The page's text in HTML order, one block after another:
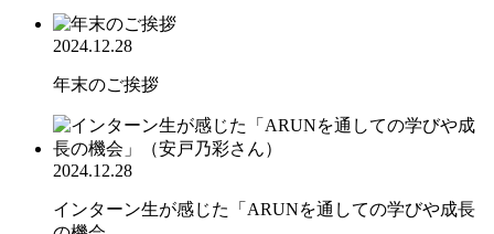
2024.12.28
年末のご挨拶
2024.12.28
インターン生が感じた「ARUNを通しての学びや成長